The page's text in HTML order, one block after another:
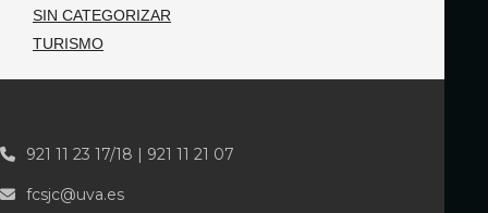
SIN CATEGORIZAR
TURISMO
921 11 23 17/18 | 921 11 21 07
fcsjc@uva.es